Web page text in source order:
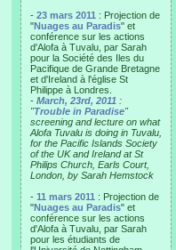
- 23 mars 2011 : Projection de
"Nuages au Paradis" et
conférence sur les actions
d'Alofa à Tuvalu, par Sarah
pour la Société des Iles du
Pacifique de Grande Bretagne
et d'Ireland à l'église St
Philippe à Londres.
- March, 23rd, 2011 :
"Trouble in Paradise"
screening and lecture on what
Alofa Tuvalu is doing in Tuvalu,
for the Pacific Islands Society
of the UK and Ireland at St
Philips Church, Earls Court,
London, by Sarah Hemstock
- 11 mars 2011 : Projection de
"Nuages au Paradis" et
conférence sur les actions
d'Alofa à Tuvalu, par Sarah
pour les étudiants de